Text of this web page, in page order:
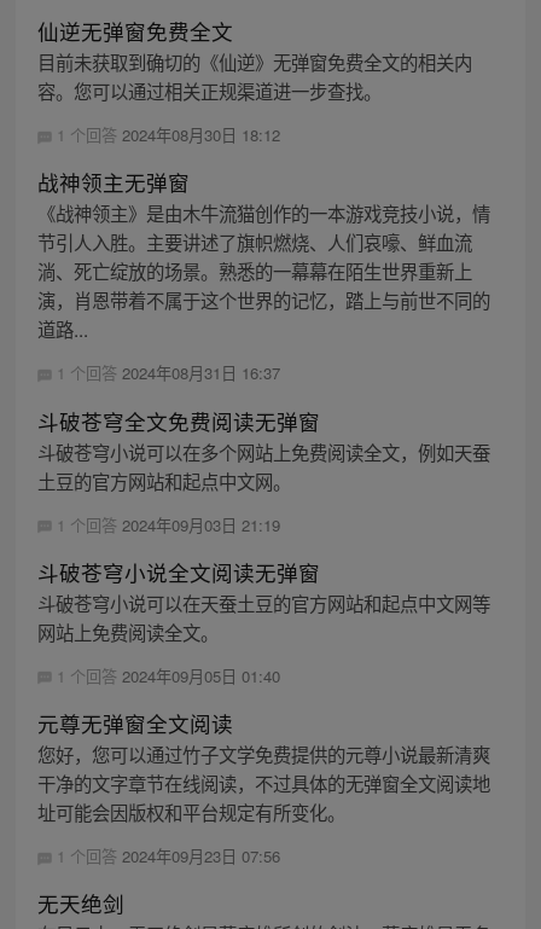
仙逆无弹窗免费全文
目前未获取到确切的《仙逆》无弹窗免费全文的相关内
容。您可以通过相关正规渠道进一步查找。
1 个回答 2024年08月30日 18:12
战神领主无弹窗
《战神领主》是由木牛流猫创作的一本游戏竞技小说，情
节引人入胜。主要讲述了旗帜燃烧、人们哀嚎、鲜血流
淌、死亡绽放的场景。熟悉的一幕幕在陌生世界重新上
演，肖恩带着不属于这个世界的记忆，踏上与前世不同的
道路...
1 个回答 2024年08月31日 16:37
斗破苍穹全文免费阅读无弹窗
斗破苍穹小说可以在多个网站上免费阅读全文，例如天蚕
土豆的官方网站和起点中文网。
1 个回答 2024年09月03日 21:19
斗破苍穹小说全文阅读无弹窗
斗破苍穹小说可以在天蚕土豆的官方网站和起点中文网等
网站上免费阅读全文。
1 个回答 2024年09月05日 01:40
元尊无弹窗全文阅读
您好，您可以通过竹子文学免费提供的元尊小说最新清爽
干净的文字章节在线阅读，不过具体的无弹窗全文阅读地
址可能会因版权和平台规定有所变化。
1 个回答 2024年09月23日 07:56
无天绝剑